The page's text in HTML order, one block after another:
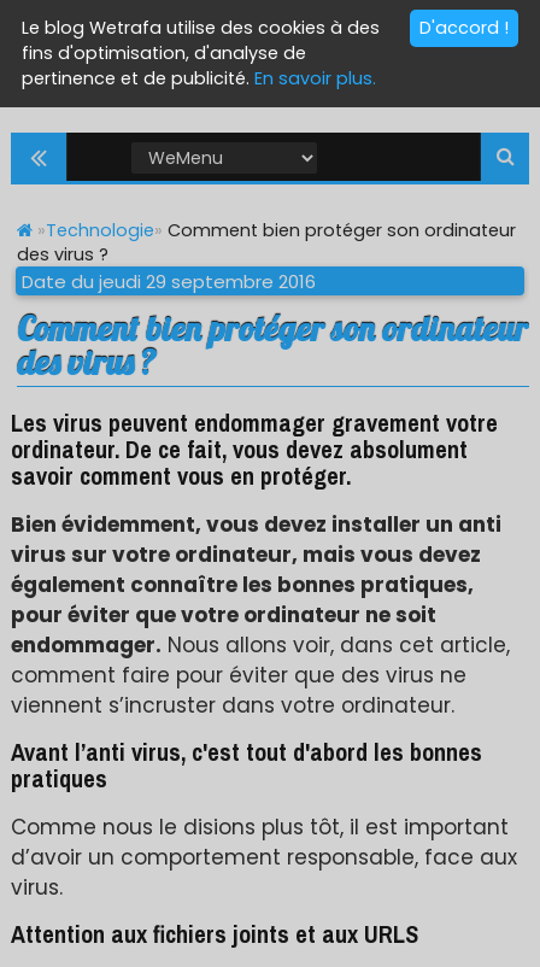
»Technologie» Comment bien protéger son ordinateur
des virus ?
Date du jeudi 29 septembre 2016
Comment bien protéger son ordinateur
des virus ?
Les virus peuvent endommager gravement votre
ordinateur. De ce fait, vous devez absolument
savoir comment vous en protéger.
Bien évidemment, vous devez installer un anti
virus sur votre ordinateur, mais vous devez
également connaître les bonnes pratiques,
pour éviter que votre ordinateur ne soit
endommager. Nous allons voir, dans cet article,
comment faire pour éviter que des virus ne
viennent s’incruster dans votre ordinateur.
Avant l’anti virus, c'est tout d'abord les bonnes
pratiques
Comme nous le disions plus tôt, il est important
d’avoir un comportement responsable, face aux
virus.
Attention aux fichiers joints et aux URLS
D'accord !
Le blog Wetrafa utilise des cookies à des
fins d'optimisation, d'analyse de
pertinence et de publicité. En savoir plus.